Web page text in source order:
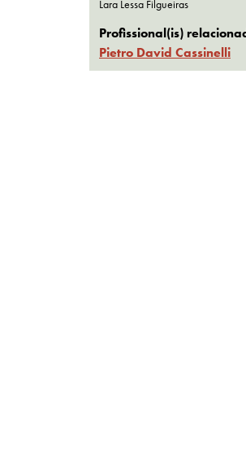
Lara Lessa Filgueiras
Profissional(is)
Pietro David Cassinelli